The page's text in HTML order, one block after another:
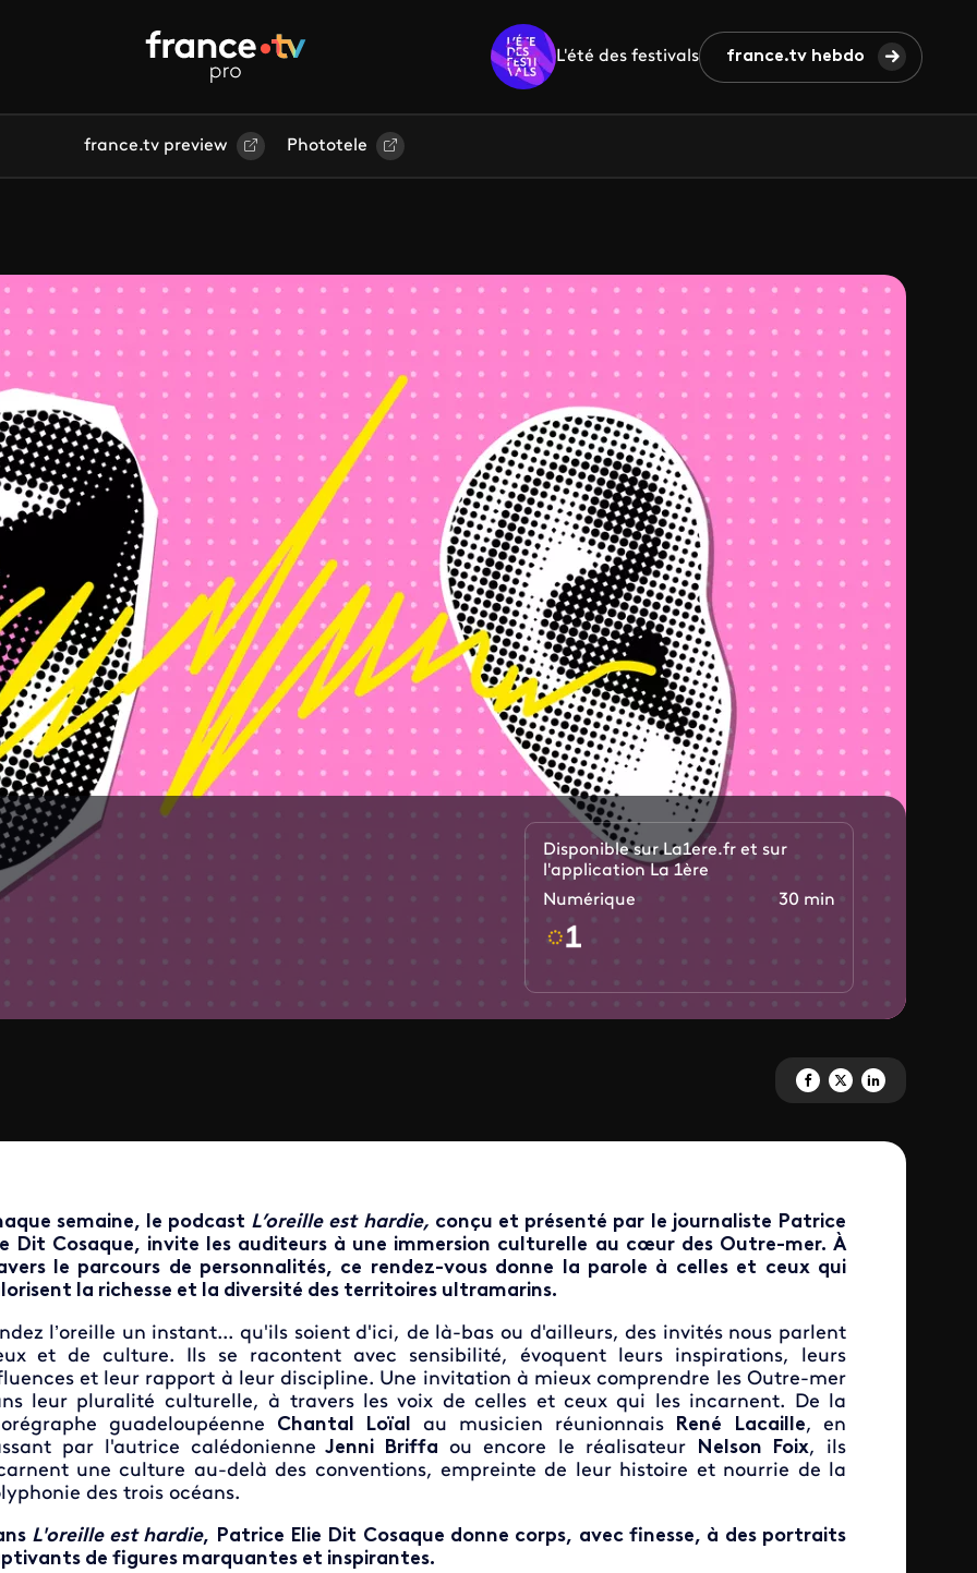
L'été des festivals france.tv hebdo
france.tv preview Phototele
Disponible sur La1ere.fr et sur
l'application La 1ère
Numérique
30 min
Partagez 'L'oreille est hardie '
Partagez 'L'oreille est
Partagez 'L'oreille
semaine, le podcast L’oreille est hardie, conçu et présenté par le journaliste Patrice
Dit Cosaque, invite les auditeurs à une immersion culturelle au cœur des Outre-mer. À
le parcours de personnalités, ce rendez-vous donne la parole à celles et ceux qui
la richesse et la diversité des territoires ultramarins.
l’oreille un instant... qu'ils soient d'ici, de là-bas ou d'ailleurs, des invités nous parlent
et de culture. Ils se racontent avec sensibilité, évoquent leurs inspirations, leurs
et leur rapport à leur discipline. Une invitation à mieux comprendre les Outre-mer
leur pluralité culturelle, à travers les voix de celles et ceux qui les incarnent. De la
guadeloupéenne Chantal Loïal au musicien réunionnaisRené Lacaille,
en
par l'autrice calédonienne Jenni Briffa ou encore le réalisateur Nelson Foix, ils
une culture au-delà des conventions, empreinte de leur histoire et nourrie de la
des trois océans.
L'oreille est hardie, Patrice Elie Dit Cosaque donne corps, avec finesse, à des portraits
de figures marquantes et inspirantes.